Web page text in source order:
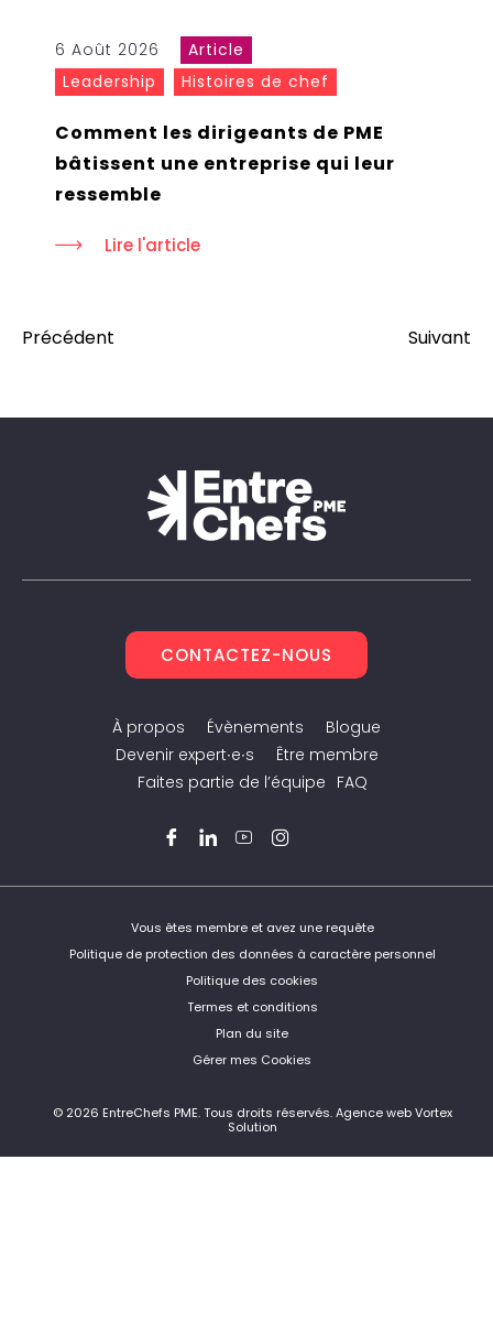
6 Août 2026
Article
Leadership
Histoires de chef
Comment les dirigeants de PME
bâtissent une entreprise qui leur
ressemble
Lire l'article
Précédent Suivant
CONTACTEZ-NOUS
À propos Évènements
Blogue
Devenir expert∙e∙s
Être membre
Faites partie de l’équipe FAQ
FacebookLinkedInYouTubeInstagram
© 2026 EntreChefs PME.Tous droits réservés. Agence web Vortex
Solution
Vous êtes membre et avez une requête
Politique de protection des données à caractère personnel
Politique des cookies
Termes et conditions
Plan du site
Gérer mes Cookies